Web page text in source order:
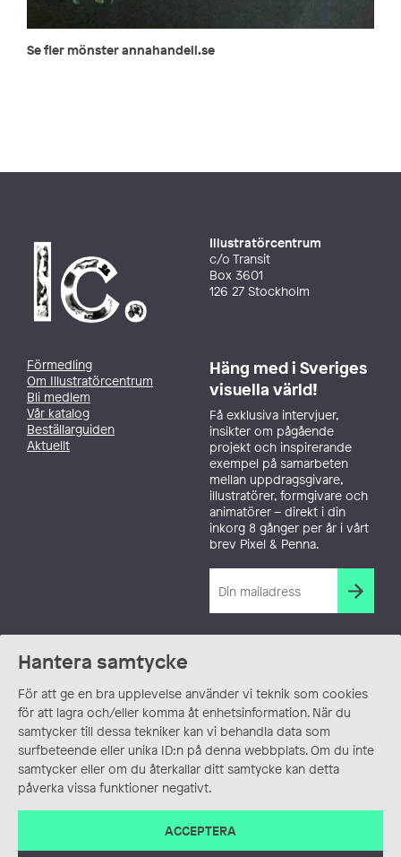
Hantera samtycke
För att ge en bra upplevelse använder vi teknik som cookies
för att lagra och/eller komma åt enhetsinformation. När du
samtycker till dessa tekniker kan vi behandla data som
surfbeteende eller unika ID:n på denna webbplats. Om du inte
samtycker eller om du återkallar ditt samtycke kan detta
påverka vissa funktioner negativt.
ACCEPTERA
Se fler mönster annahandell.se
Illustratörcentrum
c/o Transit
Box 3601
126 27 Stockholm
Förmedling
Om Illustratörcentrum
Bli medlem
Vår katalog
Beställarguiden
Aktuellt
Häng med i Sveriges
visuella värld!
Få exklusiva intervjuer,
insikter om pågående
projekt och inspirerande
exempel på samarbeten
mellan uppdragsgivare,
illustratörer, formgivare och
animatörer – direkt i din
inkorg 8 gånger per år i vårt
brev Pixel & Penna.